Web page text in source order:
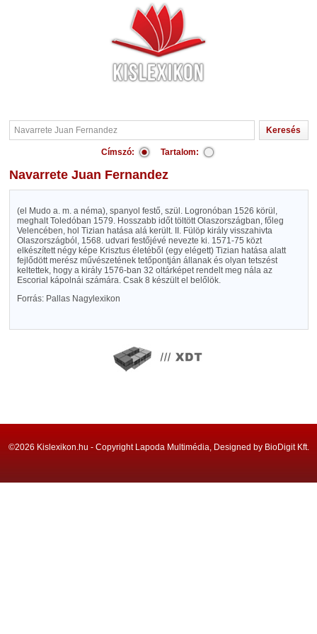
Címszó: Tartalom:
Navarrete Juan Fernandez
(el Mudo a. m. a néma), spanyol festő, szül. Logronóban 1526 körül,
meghalt Toledóban 1579. Hosszabb időt töltött Olaszországban, főleg
Velencében, hol Tizian hatása alá került. II. Fülöp király visszahivta
Olaszországból, 1568. udvari festőjévé nevezte ki. 1571-75 közt
elkészített négy képe Krisztus életéből (egy elégett) Tizian hatása alatt
fejlődött merész művészetének tetőpontján állanak és olyan tetszést
keltettek, hogy a király 1576-ban 32 oltárképet rendelt meg nála az
Escorial kápolnái számára. Csak 8 készült el belőlök.
Forrás: Pallas Nagylexikon
©2026 Kislexikon.hu - Copyright Lapoda Multimédia, Designed by BioDigit Kft.